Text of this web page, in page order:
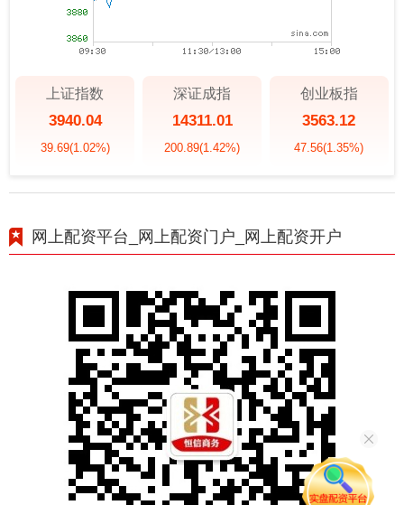
上证指数
3940.04
39.69(1.02%)
深证成指
14311.01
200.89(1.42%)
创业板指
3563.12
47.56(1.35%)
网上配资平台_网上配资门户_网上配资开户